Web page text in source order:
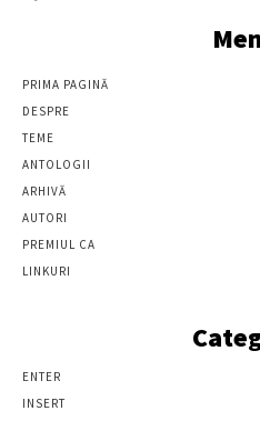
PRIMA PAGINĂ
DESPRE
TEME
ANTOLOGII
ARHIVĂ
AUTORI
PREMIUL CA
LINKURI
ENTER
INSERT